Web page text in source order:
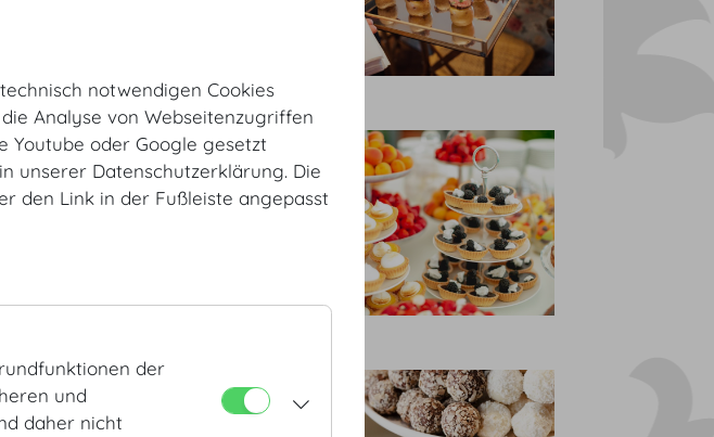
MOTTO notwendigen Cookies
Analyse von Webseitenzugriffen
Youtube oder Google gesetzt
unserer Datenschutzerklärung. Die
den Link in der Fußleiste angepasst
der
und
daher nicht